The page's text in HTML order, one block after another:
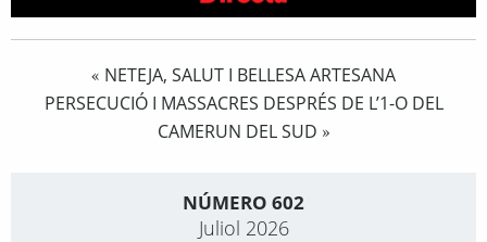
« NETEJA, SALUT I BELLESA ARTESANA
PERSECUCIÓ I MASSACRES DESPRÉS DE L’1-O DEL
CAMERUN DEL SUD »
NÚMERO 602
Juliol 2026